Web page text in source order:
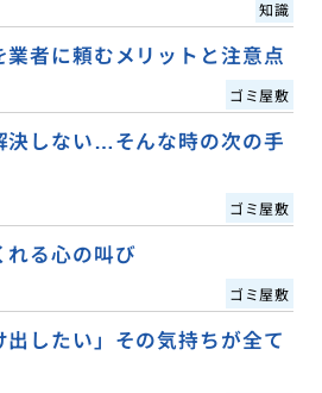
知識
業者に頼むメリットと注意点
ゴミ屋敷
決しない…そんな時の次の手
ゴミ屋敷
れる心の叫び
ゴミ屋敷
出したい」その気持ちが全て